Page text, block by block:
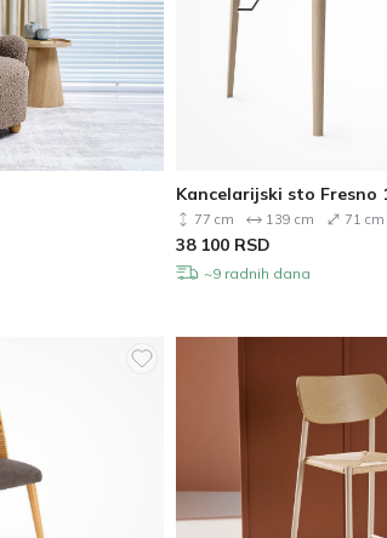
Kancelarijski sto Fresno
77 cm 139 cm 71 cm
38 100 RSD
~9 radnih dana